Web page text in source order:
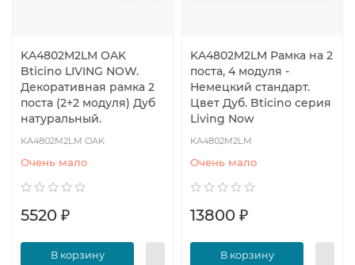
KA4802M2LM OAK
Bticino LIVING NOW.
Декоративная рамка 2
поста (2+2 модуля) Дуб
натуральный.
KA4802M2LM OAK
Очень мало
5520 ₽
В корзину
KA4802M2LM Рамка на 2
поста, 4 модуля -
Немецкий стандарт.
Цвет Дуб. Bticino серия
Living Now
KA4802M2LM
Очень мало
13800 ₽
В корзину